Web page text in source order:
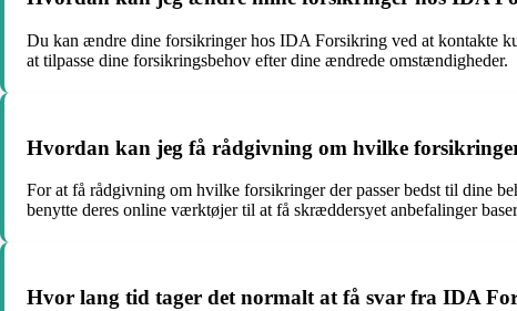
Du kan ændre dine forsikringer hos IDA Forsikring ved at kontakte
at tilpasse dine forsikringsbehov efter dine ændrede omstændigheder.
Hvordan kan jeg få rådgivning om hvilke
For at få rådgivning om hvilke forsikringer der passer bedst til dine
benytte deres online værktøjer til at få skræddersyet anbefalinger
Hvor lang tid tager det normalt at få svar fra IDA